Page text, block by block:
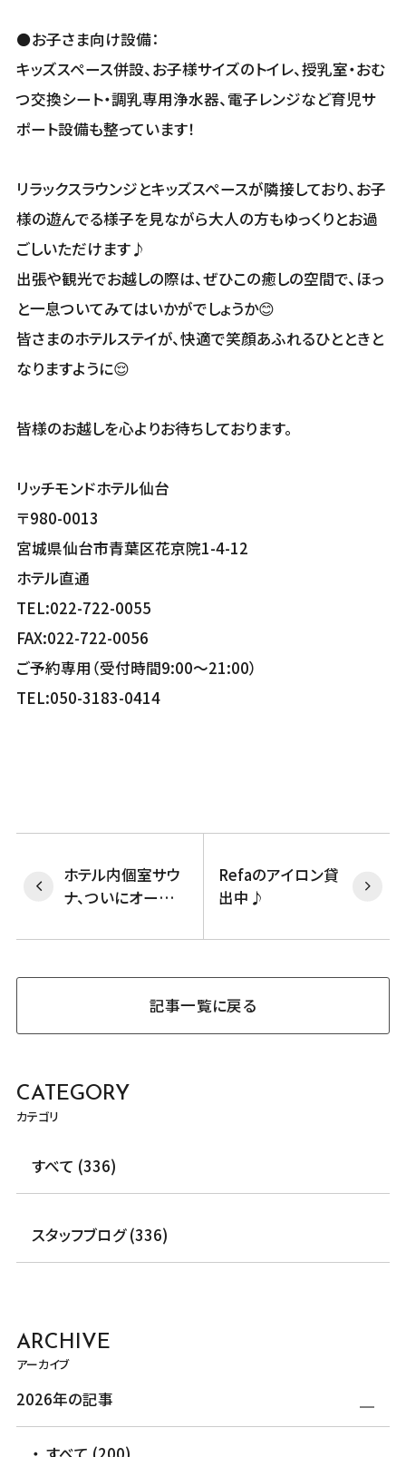
⚫️お子さま向け設備：
キッズスペース併設、お子様サイズのトイレ、授乳室・おむ
つ交換シート・調乳専用浄水器、電子レンジなど育児サ
ポート設備も整っています！
リラックスラウンジとキッズスペースが隣接しており、お子
様の遊んでる様子を見ながら大人の方もゆっくりとお過
ごしいただけます♪
出張や観光でお越しの際は、ぜひこの癒しの空間で、ほっ
と一息ついてみてはいかがでしょうか😊
皆さまのホテルステイが、快適で笑顔あふれるひとときと
なりますように😌
皆様のお越しを心よりお待ちしております。
リッチモンドホテル仙台
〒980-0013
宮城県仙台市青葉区花京院1-4-12
ホテル直通
TEL:022-722-0055
FAX:022-722-0056
ご予約専用（受付時間9:00～21:00）
TEL:050-3183-0414
ホテル内個室サウ
ナ、ついにオープ
Refaのアイロン貸
出中♪
記事一覧に戻る
CATEGORY
カテゴリ
すべて (336)
スタッフブログ (336)
ARCHIVE
アーカイブ
2026年の記事